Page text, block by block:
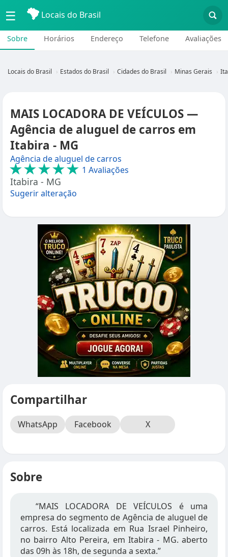
☰ Locais do Brasil
Sobre Horários Endereço Telefone Avaliações
Locais do Brasil Estados do Brasil Cidades do Brasil Minas Gerais
MAIS LOCADORA DE VEÍCULOS —
Agência de aluguel de carros em
Itabira - MG
Agência de aluguel de carros
★★★★★ 1 Avaliações
Itabira - MG
Sugerir alteração
Compartilhar
WhatsApp Facebook X
Sobre
“MAIS LOCADORA DE VEÍCULOS é uma
empresa do segmento de Agência de aluguel de
carros. Está localizada em Rua Israel Pinheiro,
no bairro Alto Pereira, em Itabira - MG. aberto
das 09h às 18h, de segunda a sexta.”